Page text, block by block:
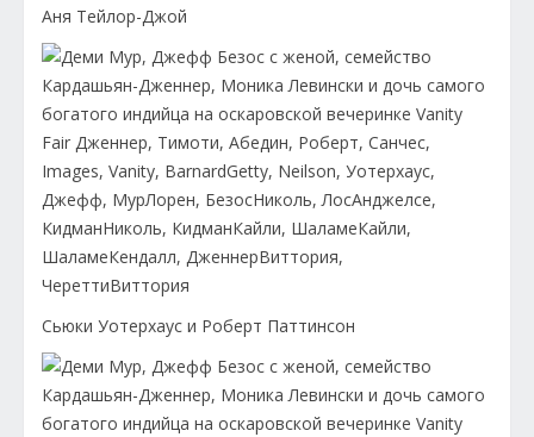
Аня Тейлор-Джой
Сьюки Уотерхаус и Роберт Паттинсон